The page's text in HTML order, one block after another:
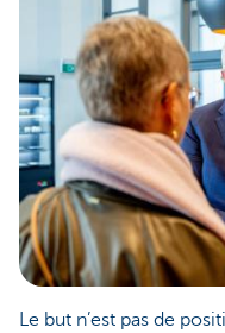
Le but n’est pas de